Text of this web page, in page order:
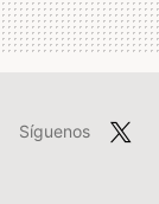
Síguenos